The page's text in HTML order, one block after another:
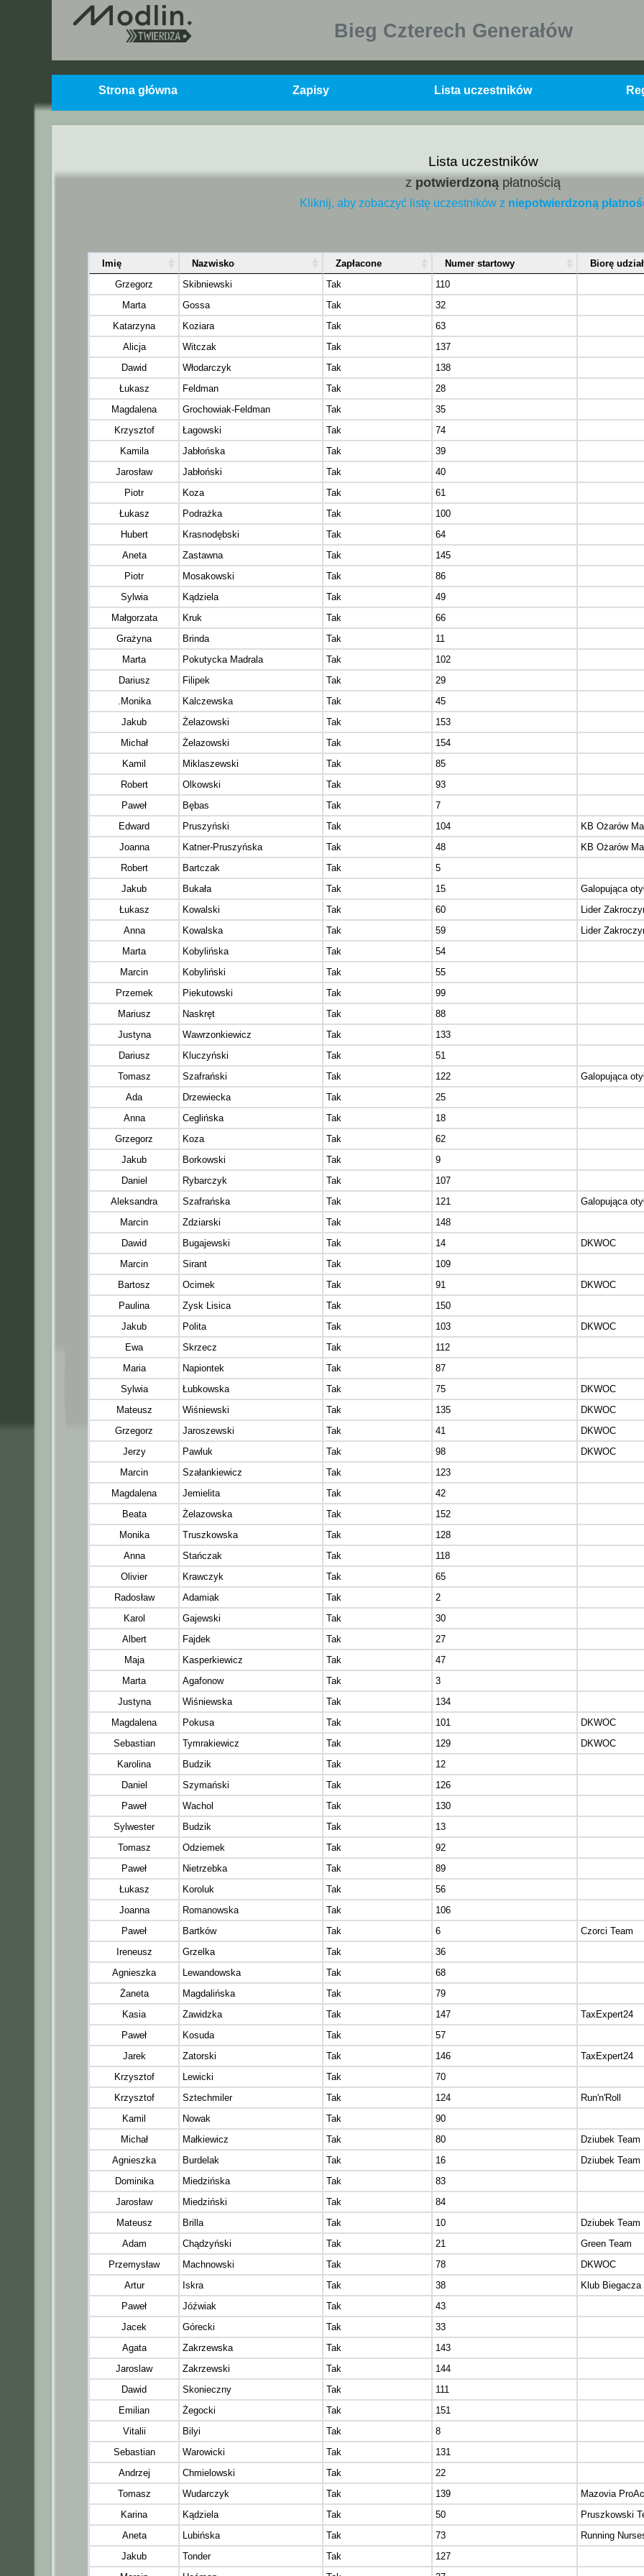
Bieg Czterech Generałów
Strona główna Zapisy Lista uczestników
Lista uczestników
z potwierdzoną płatnością
Kliknij, aby zobaczyć listę uczestników z niepotwierdzoną
Imię Nazwisko Zapłacone Numer startowy
Biorę
Grzegorz
Skibniewski Tak
110
Marta
Gossa Tak
32
Katarzyna
Koziara Tak
63
Alicja
Witczak Tak
137
Dawid
Włodarczyk Tak
138
Łukasz
Feldman Tak
28
Magdalena
Grochowiak-Feldman Tak
35
Krzysztof
Łagowski Tak
74
Kamila
Jabłońska Tak
39
Jarosław
Jabłoński Tak
40
Piotr
Koza Tak
61
Łukasz
Podrażka Tak
100
Hubert
Krasnodębski Tak
64
Aneta
Zastawna Tak
145
Piotr
Mosakowski Tak
86
Sylwia
Kądziela Tak
49
Małgorzata
Kruk Tak
66
Grażyna
Brinda Tak
11
Marta
Pokutycka Madrala Tak
102
Dariusz
Filipek Tak
29
.Monika
Kalczewska Tak
45
Jakub
Żelazowski Tak
153
Michał
Żelazowski Tak
154
Kamil
Miklaszewski Tak
85
Robert
Olkowski Tak
93
Paweł
Bębas Tak
7
Edward
Pruszyński Tak 104
KB Ożarów
Joanna
Katner-Pruszyńska Tak 48
KB Ożarów
Robert
Bartczak Tak
5
Jakub
Bukała Tak 15
Galopująca
Łukasz
Kowalski Tak 60
Lider
Anna
Kowalska Tak 59
Lider
Marta
Kobylińska Tak
54
Marcin
Kobyliński Tak
55
Przemek
Piekutowski Tak
99
Mariusz
Naskręt Tak
88
Justyna
Wawrzonkiewicz Tak
133
Dariusz
Kluczyński Tak
51
Tomasz
Szafrański Tak 122
Galopująca
Ada
Drzewiecka Tak
25
Anna
Ceglińska Tak
18
Grzegorz
Koza Tak
62
Jakub
Borkowski Tak
9
Daniel
Rybarczyk Tak
107
Aleksandra
Szafrańska Tak 121
Galopująca
Marcin
Zdziarski Tak
148
Dawid
Bugajewski Tak 14
DKWOC
Marcin
Sirant Tak
109
Bartosz
Ocimek Tak 91
DKWOC
Paulina
Zysk Lisica Tak
150
Jakub
Polita Tak 103
DKWOC
Ewa
Skrzecz Tak
112
Maria
Napiontek Tak
87
Sylwia
Łubkowska Tak 75
DKWOC
Mateusz
Wiśniewski Tak 135
DKWOC
Grzegorz
Jaroszewski Tak 41
DKWOC
Jerzy
Pawluk Tak 98
DKWOC
Marcin
Szałankiewicz Tak
123
Magdalena
Jemielita Tak
42
Beata
Żelazowska Tak
152
Monika
Truszkowska Tak
128
Anna
Stańczak Tak
118
Olivier
Krawczyk Tak
65
Radosław
Adamiak Tak
2
Karol
Gajewski Tak
30
Albert
Fajdek Tak
27
Maja
Kasperkiewicz Tak
47
Marta
Agafonow Tak
3
Justyna
Wiśniewska Tak
134
Magdalena
Pokusa Tak 101
DKWOC
Sebastian
Tymrakiewicz Tak 129
DKWOC
Karolina
Budzik Tak
12
Daniel
Szymański Tak
126
Paweł
Wachol Tak
130
Sylwester
Budzik Tak
13
Tomasz
Odziemek Tak
92
Paweł
Nietrzebka Tak
89
Łukasz
Koroluk Tak
56
Joanna
Romanowska Tak
106
Paweł
Bartków Tak 6
Czorci Team
Ireneusz
Grzelka Tak
36
Agnieszka
Lewandowska Tak
68
Żaneta
Magdalińska Tak
79
Kasia
Zawidzka Tak 147
TaxExpert24
Paweł
Kosuda Tak
57
Jarek
Zatorski Tak 146
TaxExpert24
Krzysztof
Lewicki Tak
70
Krzysztof
Sztechmiler Tak 124
Run'n'Roll
Kamil
Nowak Tak
90
Michał
Małkiewicz Tak 80
Dziubek Team
Agnieszka
Burdelak Tak 16
Dziubek Team
Dominika
Miedzińska Tak
83
Jarosław
Miedziński Tak
84
Mateusz
Brilla Tak 10
Dziubek Team
Adam
Chądzyński Tak 21
Green Team
Przemysław
Machnowski Tak 78
DKWOC
Artur
Iskra Tak 38
Klub Biegacza
Paweł
Jóźwiak Tak
43
Jacek
Górecki Tak
33
Agata
Zakrzewska Tak
143
Jaroslaw
Zakrzewski Tak
144
Dawid
Skonieczny Tak
111
Emilian
Żegocki Tak
151
Vitalii
Bilyi Tak
8
Sebastian
Warowicki Tak
131
Andrzej
Chmielowski Tak
22
Tomasz
Wudarczyk Tak 139
Mazovia
Karina
Kądziela Tak 50
Pruszkowski
Aneta
Lubińska Tak 73
Running
Jakub
Tonder Tak
127